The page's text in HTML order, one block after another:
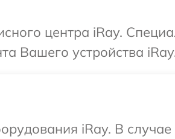
центра iRay.
Вашего устройства
iRay. В